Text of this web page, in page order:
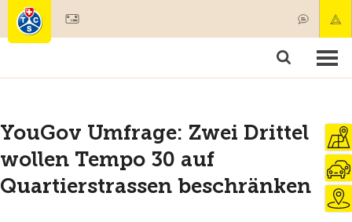
Mitgliedschaft & Leistungen
YouGov Umfrage: Zwei Drittel
wollen Tempo 30 auf
Quartierstrassen beschränken